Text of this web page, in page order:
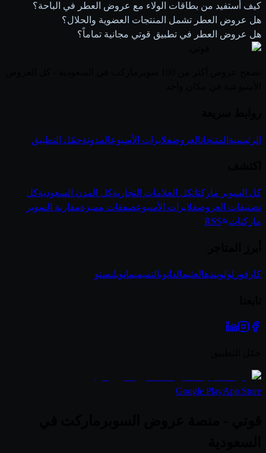
كيف أستفيد من بطاقات الولاء مع عروض العطر في الباحة؟
هل عروض العطر تشمل المنتجات العضوية والحلال؟
هل عروض العطر في تطبيق قوتي مجانية تماماً؟
الرئيسية المنتجاتالعروضفلايرات الأسبوعالمدونةحمّل التطبيق
كل السوبر ماركتاتكل العلامات التجاريةكل المدن السعوديةكل
تصنيفات العروضفلايرات الأسبوعصفقات مميزةمقارنة السوبر
ماركتات
RSS
كارفور لولوبندهالعثيمالدانوبالتميميمانويلنستو
Google PlayApp Store